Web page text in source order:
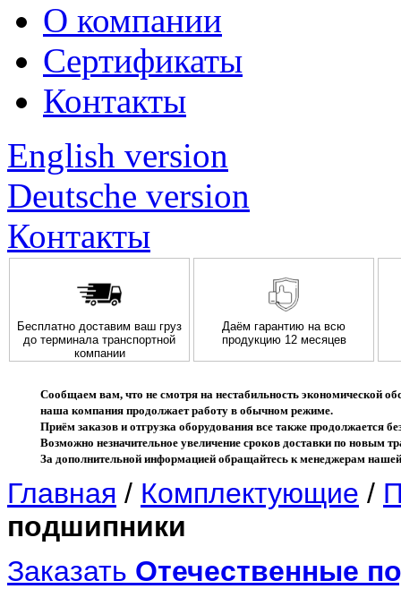
О компании
Сертификаты
Контакты
English version
Deutsche version
Контакты
Бесплатно доставим ваш груз
до терминала транспортной
компании
Даём гарантию на всю
продукцию 12 месяцев
Сообщаем вам, что не смотря на нестабильность экономической
наша компания продолжает работу в обычном режиме.
Приём заказов и отгрузка оборудования все также продолжается
Возможно незначительное увеличение сроков доставки по новым
За дополнительной информацией обращайтесь к менеджерам
Главная / Комплектующие /
подшипники
Заказать Отечественные